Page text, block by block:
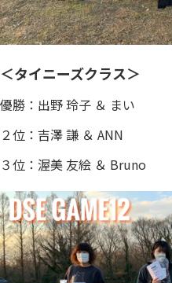
＜タイニーズクラス＞
優勝：出野 玲子 ＆ まい
２位：吉澤 謙 ＆ ANN
３位：渥美 友絵 ＆ Bruno